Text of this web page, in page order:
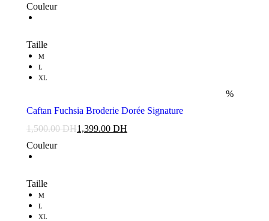
Couleur
Taille
M
L
XL
%
Caftan Fuchsia Broderie Dorée Signature
1,500.00DH1,399.00 DH
Couleur
Taille
M
L
XL